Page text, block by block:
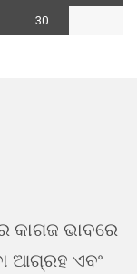
30
କାଗଜ ଭାବରେ
ଆଗ୍ରହ ଏବଂ